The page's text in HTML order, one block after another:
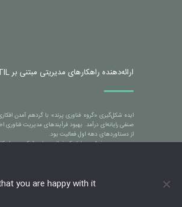
ارائه‌دهنده راهکارهای مدیریتی مبتنی بر ITIL
صنفی رایانه‌ای درآمد. بهبود فرآیندهای مدیریت
از دستاوردهای دهه اول فعالیت بود.
حقوق محتوای تمام صفحات (متون،
you are happy with it.